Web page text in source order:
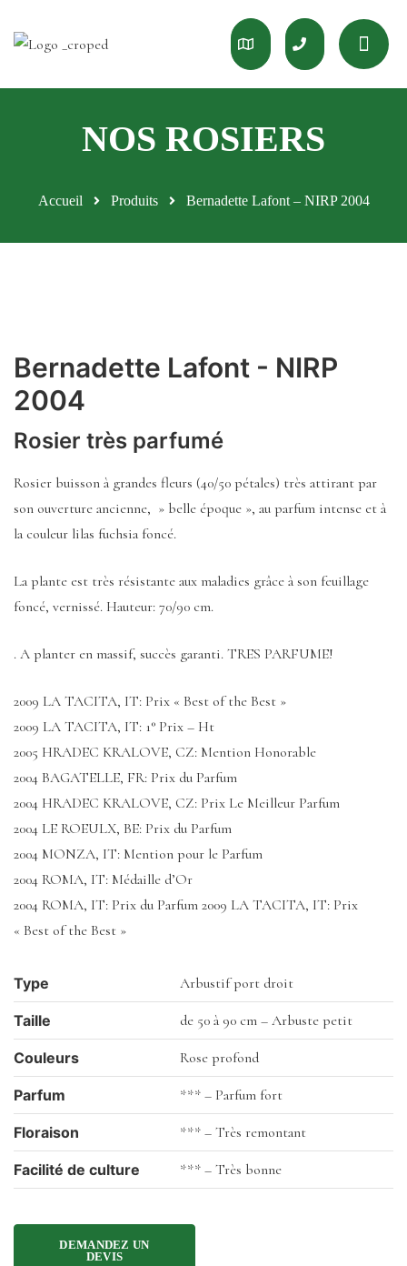
Accueil Produits Bernadette Lafont – NIRP 2004
Bernadette Lafont - NIRP
2004
Rosier très parfumé
Rosier buisson à grandes fleurs (40/50 pétales) très attirant par
son ouverture ancienne, » belle époque », au parfum intense et à
la couleur lilas fuchsia foncé.
La plante est très résistante aux maladies grâce à son feuillage
foncé, vernissé. Hauteur: 70/90 cm.
. A planter en massif, succès garanti. TRES PARFUME!
2009 LA TACITA, IT: Prix « Best of the Best »
2009 LA TACITA, IT: 1° Prix – Ht
2005 HRADEC KRALOVE, CZ: Mention Honorable
2004 BAGATELLE, FR: Prix du Parfum
2004 HRADEC KRALOVE, CZ: Prix Le Meilleur Parfum
2004 LE ROEULX, BE: Prix du Parfum
2004 MONZA, IT: Mention pour le Parfum
2004 ROMA, IT: Médaille d’Or
2004 ROMA, IT: Prix du Parfum 2009 LA TACITA, IT: Prix
« Best of the Best »
Type Arbustif port droit
Taille de 50 à 90 cm – Arbuste petit
Couleurs Rose profond
Parfum *** – Parfum fort
Floraison *** – Très remontant
Facilité de culture *** – Très bonne